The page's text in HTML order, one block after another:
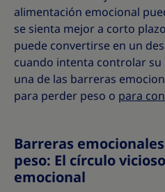
alimentación emocional
se sienta mejor a corto
puede convertirse en un
cuando intenta controlar
una de las barreras
para perder peso o para
Barreras
peso: El círculo
emocional